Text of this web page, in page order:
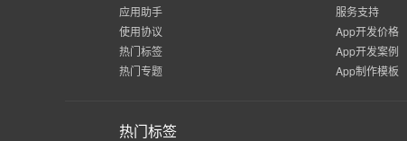
应用助手
使用协议
热门标签
热门专题
服务支持
App开发价格
App开发案例
App制作模板
热门标签